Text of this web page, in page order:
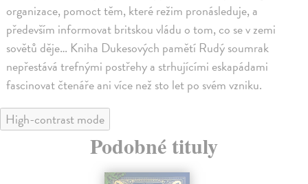
organizace, pomoct těm, které režim pronásleduje, a
především informovat britskou vládu o tom, co se v zemi
sovětů děje… Kniha Dukesových pamětí Rudý soumrak
nepřestává trefnými postřehy a strhujícími eskapádami
fascinovat čtenáře ani více než sto let po svém vzniku.
High-contrast mode
Podobné tituly